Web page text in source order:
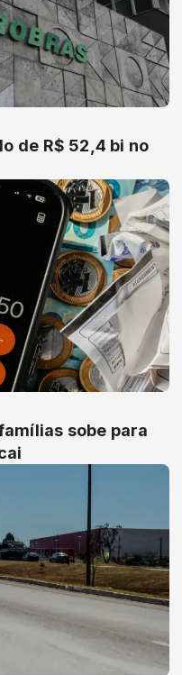
de R$ 52,4 bi no
sobe para